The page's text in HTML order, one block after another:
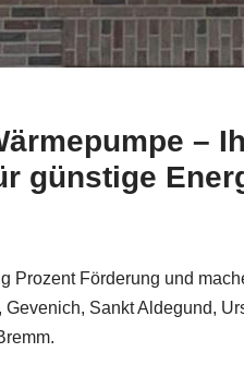
–
günstige
Prozent Förderung und
Sankt Aldegund,